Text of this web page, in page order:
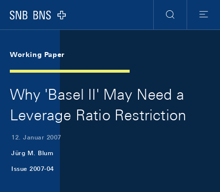
Logo
Suche
Menu
Working Paper
Why 'Basel II' May Need a
Leverage Ratio Restriction
12. Januar 2007
Jürg M. Blum
Issue 2007-04